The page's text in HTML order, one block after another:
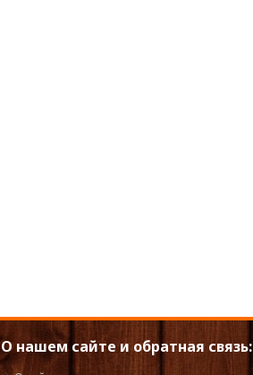
О нашем сайте и обратная связь: